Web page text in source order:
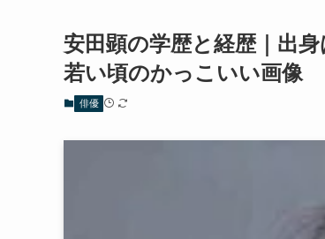
安田顕の学歴と経歴｜出
若い頃のかっこいい画像
俳優